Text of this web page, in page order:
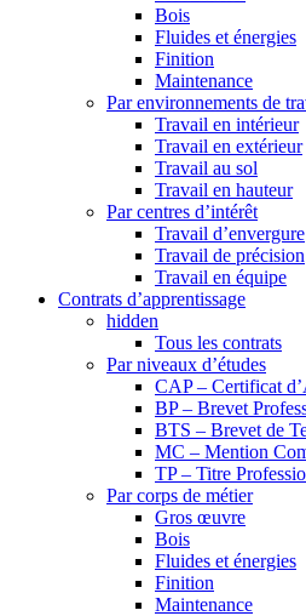
Bois
Fluides et énergies
Finition
Maintenance
Par environnements de
Travail en intérieur
Travail en extérieur
Travail au sol
Travail en hauteur
Par centres d’intérêt
Travail d’envergure
Travail de précision
Travail en équipe
Contrats d’apprentissage
hidden
Tous les contrats
Par niveaux d’études
CAP – Certificat
BP – Brevet
BTS – Brevet de
MC – Mention
TP – Titre
Par corps de métier
Gros œuvre
Bois
Fluides et énergies
Finition
Maintenance